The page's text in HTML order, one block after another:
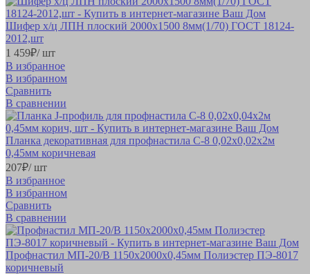
Шифер х/ц ЛПН плоский 2000х1500 8мм(1/70) ГОСТ 18124-
2012,шт
1 459₽/ шт
В избранное
В избранном
Сравнить
В сравнении
Планка декоративная для профнастила С-8 0,02х0,02х2м
0,45мм коричневая
207₽/ шт
В избранное
В избранном
Сравнить
В сравнении
Профнастил МП-20/B 1150х2000х0,45мм Полиэстер ПЭ-8017
коричневый